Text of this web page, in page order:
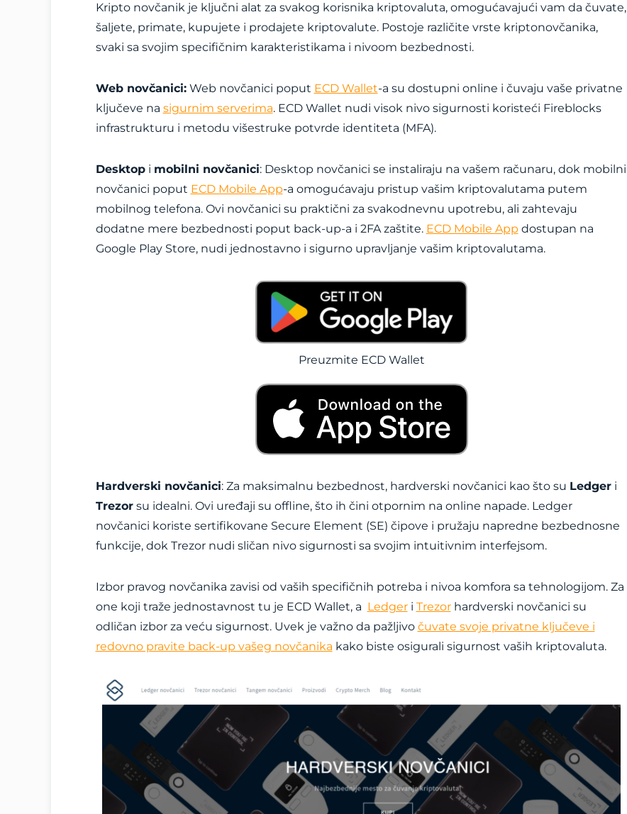
Kripto novčanik je ključni alat za svakog korisnika kriptovaluta, omogućavajući vam da čuvate,
šaljete, primate, kupujete i prodajete kriptovalute. Postoje različite vrste kriptonovčanika,
svaki sa svojim specifičnim karakteristikama i nivoom bezbednosti.
Web novčanici:Web novčanici poput ECD Wallet-a su dostupni online i čuvaju vaše privatne
ključeve na sigurnim serverima. ECD Wallet nudi visok nivo sigurnosti koristeći Fireblocks
infrastrukturu i metodu višestruke potvrde identiteta (MFA).
Desktopi mobilni novčanici: Desktop novčanici se instaliraju na vašem računaru, dok mobilni
novčanici poput ECD Mobile App-a omogućavaju pristup vašim kriptovalutama putem
mobilnog telefona. Ovi novčanici su praktični za svakodnevnu upotrebu, ali zahtevaju
dodatne mere bezbednosti poput back-up-a i 2FA zaštite. ECD Mobile App dostupan na
Google Play Store, nudi jednostavno i sigurno upravljanje vašim kriptovalutama.
Preuzmite ECD Wallet
Hardverski novčanici: Za maksimalnu bezbednost, hardverski novčanici kao što su Ledgeri
Trezorsu idealni. Ovi uređaji su offline, što ih čini otpornim na online napade. Ledger
novčanici koriste sertifikovane Secure Element (SE) čipove i pružaju napredne bezbednosne
funkcije, dok Trezor nudi sličan nivo sigurnosti sa svojim intuitivnim interfejsom.
Izbor pravog novčanika zavisi od vaših specifičnih potreba i nivoa komfora sa tehnologijom. Za
one koji traže jednostavnost tu je ECD Wallet, a Ledgeri Trezorhardverski novčanici su
odličan izbor za veću sigurnost. Uvek je važno da pažljivo čuvate svoje privatne ključeve i
redovno pravite back-up vašeg novčanika kako biste osigurali sigurnost vaših kriptovaluta.